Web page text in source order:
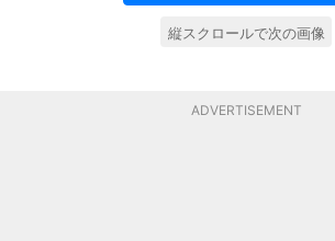
縦スクロールで次の画像
ADVERTISEMENT